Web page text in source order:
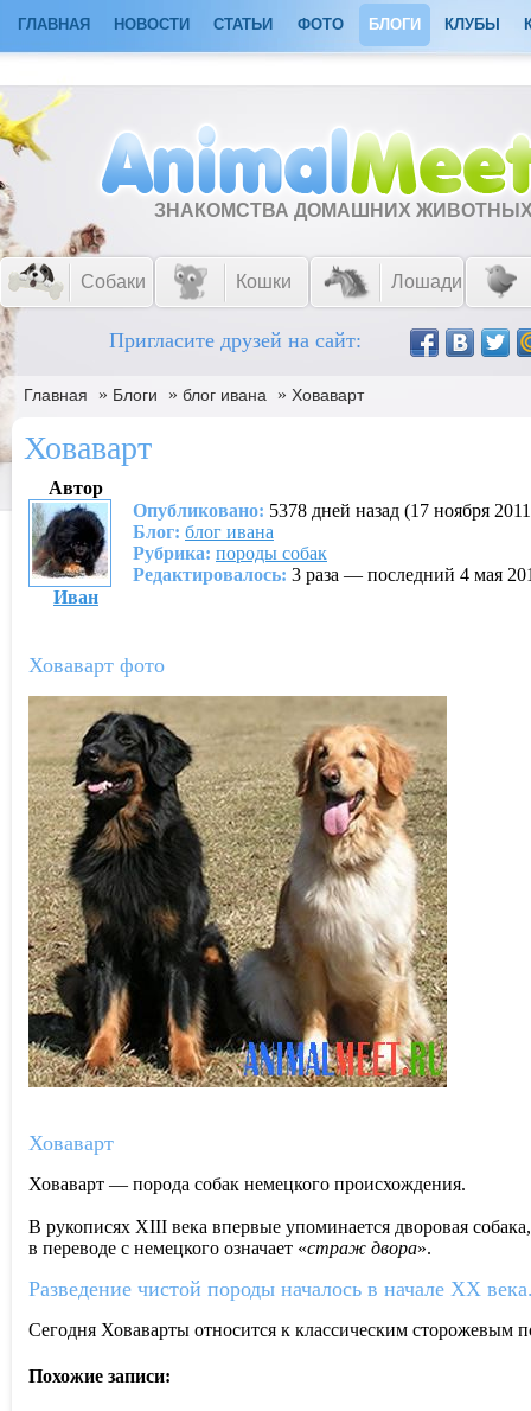
ГЛАВНАЯ НОВОСТИ СТАТЬИ ФОТО БЛОГИ КЛУБЫ
ЗНАКОМСТВА ДОМАШНИХ
Собаки Кошки Лошади
Пригласите друзей на сайт:
Главная » Блоги » блог ивaна » Ховаварт
Ховаварт
Автор
Ивaн
Опубликовано: 5378 дней назад (17 ноября
Блог: блог ивaна
Рубрика: породы собак
Редактировалось: 3 раза — последний 4 мая
Ховаварт фото
Ховаварт
Ховаварт — порода собак немецкого происхождения.
В рукописях XIII века впервые упоминается дворовая
в переводе с немецкого означает «страж двора».
Разведение чистой породы началось в начале XX
Сегодня Ховаварты относится к классическим сторожевым
Похожие записи: